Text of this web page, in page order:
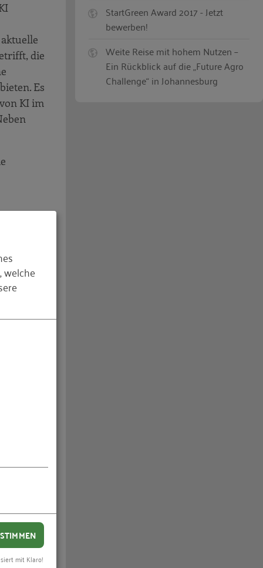
die
Es
KI im
StartGreen Award 2017 - Jetzt
bewerben!
Weite Reise mit hohem Nutzen –
Ein Rückblick auf die „Future Agro
Challenge“ in Johannesburg
welche
mit Klaro!